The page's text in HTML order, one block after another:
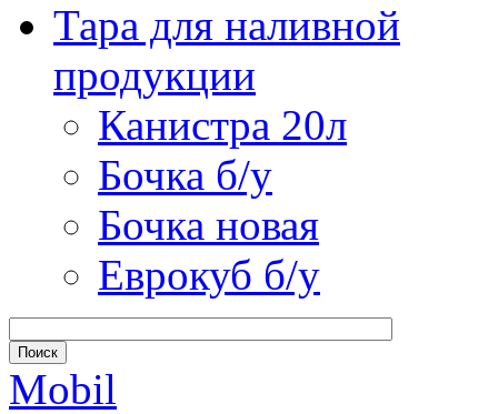
Тара для наливной
продукции
Канистра 20л
Бочка б/у
Бочка новая
Еврокуб б/у
Mobil